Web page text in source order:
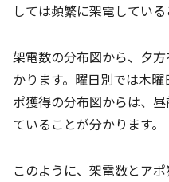
しては頻繁に架電している
架電数の分布図から、夕
かります。曜日別では木
ポ獲得の分布図からは、
ていることが分かります。
このように、架電数とア